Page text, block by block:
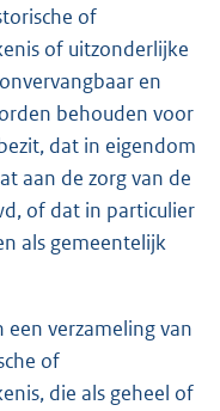
of
of uitzonderlijke
en
behouden voor
dat in eigendom
aan de zorg van de
of dat in particulier
als gemeentelijk
een verzameling van
of
die als geheel of